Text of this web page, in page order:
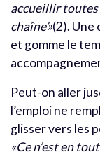
accueillir toutes
chaîne’»(2). Une
et gomme le
Peut-on aller
l’emploi ne
glisser vers les
«Ce n’est en